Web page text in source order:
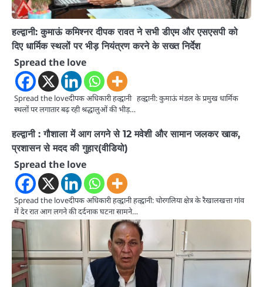
हल्द्वानी: कुमाऊं कमिश्नर दीपक रावत ने सभी डीएम और एसएसपी को
दिए धार्मिक स्थलों पर भीड़ नियंत्रण करने के सख्त निर्देश
Spread the love
Spread the loveदीपक अधिकारी हल्द्वानी हल्द्वानी: कुमाऊं मंडल के प्रमुख धार्मिक
स्थलों पर लगातार बढ़ रही श्रद्धालुओं की भीड़…
हल्द्वानी : गौशाला में आग लगने से 12 मवेशी और सामान जलकर खाक,
प्रशासन से मदद की गुहार(वीडियो)
Spread the love
Spread the loveदीपक अधिकारी हल्द्वानी हल्द्वानी: चोरगलिया क्षेत्र के रैखालखत्ता गांव
में देर रात आग लगने की दर्दनाक घटना सामने…